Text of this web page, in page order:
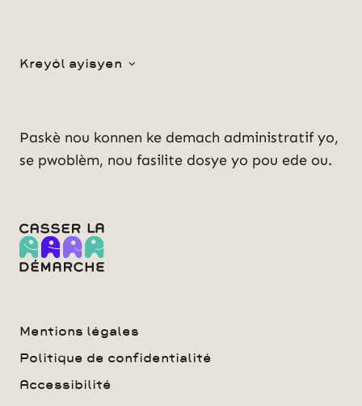
Kreyòl ayisyen
Paskè nou konnen ke demach administratif yo,
se pwoblèm, nou fasilite dosye yo pou ede ou.
Mentions légales
Politique de confidentialité
Accessibilité